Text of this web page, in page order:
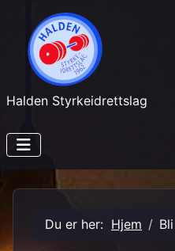
Halden Styrkeidrettslag
Du er her: Hjem